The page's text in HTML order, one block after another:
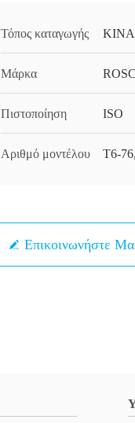
Τόπος καταγωγής
Μάρκα
Πιστοποίηση ISO
Αριθμό μοντέλου T6-
Επικοινωνήστε